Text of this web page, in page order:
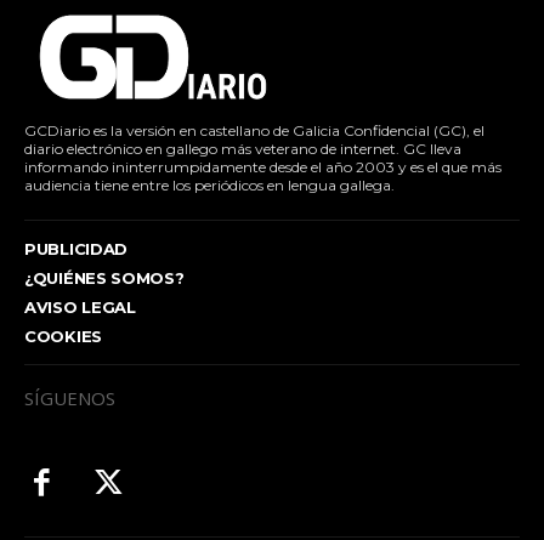
GCDiario es la versión en castellano de Galicia Confidencial (GC), el
diario electrónico en gallego más veterano de internet. GC lleva
informando ininterrumpidamente desde el año 2003 y es el que más
audiencia tiene entre los periódicos en lengua gallega.
PUBLICIDAD
¿QUIÉNES SOMOS?
AVISO LEGAL
COOKIES
SÍGUENOS